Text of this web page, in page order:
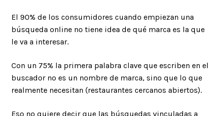
El 90% de los consumidores cuando empiezan una
búsqueda online no tiene idea de qué marca es la que
le va a interesar.
Con un 75% la primera palabra clave que escriben en el
buscador no es un nombre de marca, sino que lo que
realmente necesitan (restaurantes cercanos abiertos).
Eso no quiere decir que las búsquedas vinculadas a